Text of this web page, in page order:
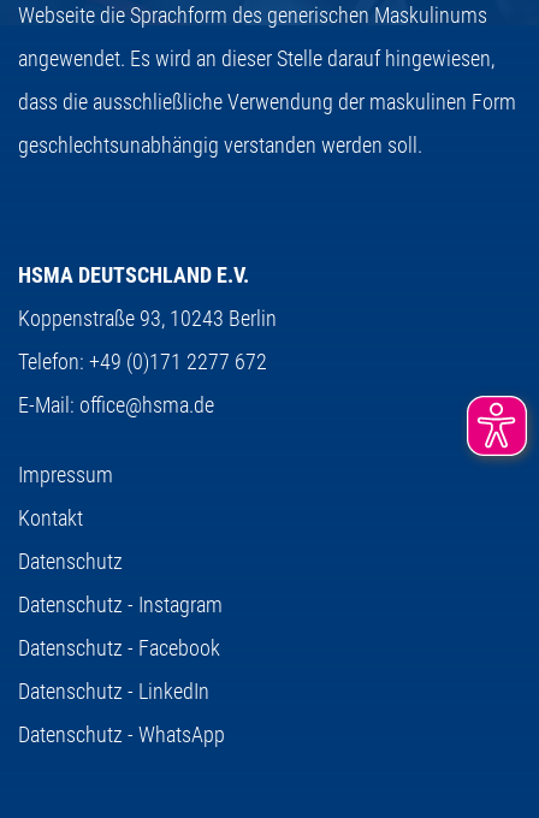
Webseite die Sprachform des generischen Maskulinums
angewendet. Es wird an dieser Stelle darauf hingewiesen,
dass die ausschließliche Verwendung der maskulinen Form
geschlechtsunabhängig verstanden werden soll.
HSMA DEUTSCHLAND E.V.
Koppenstraße 93, 10243 Berlin
Telefon: +49 (0)171 2277 672
E-Mail: office@hsma.de
Impressum
Kontakt
Datenschutz
Datenschutz - Instagram
Datenschutz - Facebook
Datenschutz - LinkedIn
Datenschutz - WhatsApp